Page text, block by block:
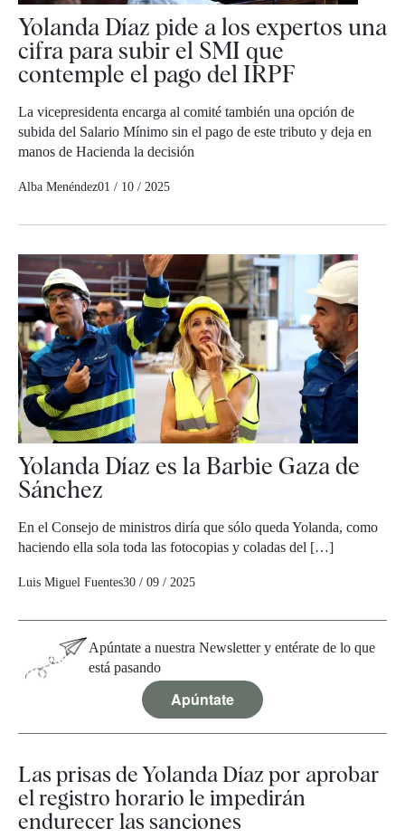
Yolanda Díaz pide a los expertos una
cifra para subir el SMI que
contemple el pago del IRPF
La vicepresidenta encarga al comité también una opción de
subida del Salario Mínimo sin el pago de este tributo y deja en
manos de Hacienda la decisión
Alba Menéndez01 / 10 / 2025
Yolanda Díaz es la Barbie Gaza de
Sánchez
En el Consejo de ministros diría que sólo queda Yolanda, como
haciendo ella sola toda las fotocopias y coladas del […]
Luis Miguel Fuentes30 / 09 / 2025
Apúntate a nuestra Newsletter y entérate de lo que
está pasando
Apúntate
Las prisas de Yolanda Díaz por aprobar
el registro horario le impedirán
endurecer las sanciones